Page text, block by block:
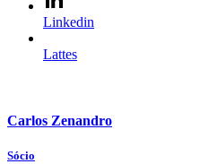
Linkedin
Lattes
Carlos Zenandro
Sócio